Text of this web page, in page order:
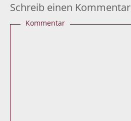
Schreib einen Kommentar
Kommentar